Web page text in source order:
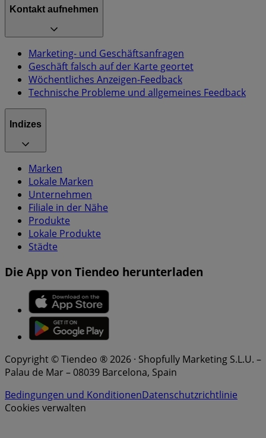
Kontakt aufnehmen
Marketing- und Geschäftsanfragen
Geschäft falsch auf der Karte geortet
Wöchentliches Anzeigen-Feedback
Technische Probleme und allgemeines Feedback
Indizes
Marken
Lokale Marken
Unternehmen
Filiale in der Nähe
Produkte
Lokale Produkte
Städte
Die App von Tiendeo herunterladen
Copyright © Tiendeo ® 2026 · Shopfully Marketing S.L.U. –
Palau de Mar – 08039 Barcelona, Spain
Bedingungen und KonditionenDatenschutzrichtlinie
Cookies verwalten